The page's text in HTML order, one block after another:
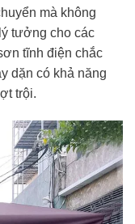
mà không
tưởng cho các
tĩnh điện chắc
dặn có khả năng
trội.